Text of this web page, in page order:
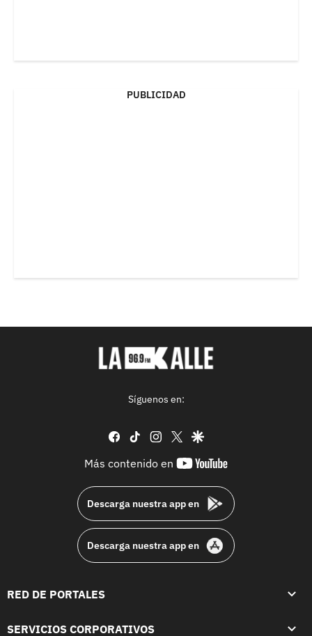
PUBLICIDAD
Síguenos en:
facebook
tiktok instagram
twittergoogle
Más contenido en
youtube-
Descarga nuestra app en
Descarga nuestra app en
RED DE PORTALES
SERVICIOS CORPORATIVOS